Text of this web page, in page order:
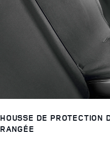
HOUSSE DE PROTECTION
RANGÉE